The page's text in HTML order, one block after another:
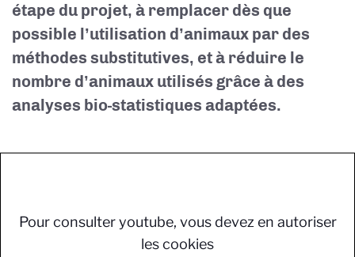
étape du projet, à remplacer dès que
possible l’utilisation d’animaux par des
méthodes substitutives, et à réduire le
nombre d’animaux utilisés grâce à des
analyses bio-statistiques adaptées.
Pour consulter youtube, vous devez en autoriser
les cookies